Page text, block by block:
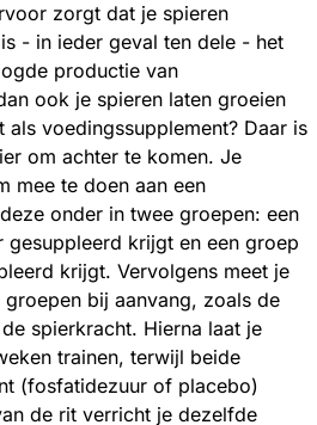
zorgt dat je spieren
- in ieder geval ten dele - het
productie van
ook je spieren laten groeien
voedingssupplement? Daar is
om achter te komen. Je
mee te doen aan een
onder in twee groepen: een
krijgt en een groep
krijgt. Vervolgens meet je
bij aanvang, zoals de
spierkracht. Hierna laat je
trainen, terwijl beide
(fosfatidezuur of placebo)
de rit verricht je dezelfde